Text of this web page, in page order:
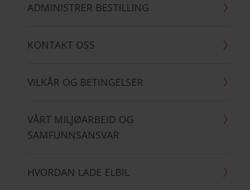
ADMINISTRER BESTILLING
KONTAKT OSS
VILKÅR OG BETINGELSER
VÅRT MILJØARBEID OG
SAMFUNNSANSVAR
HVORDAN LADE ELBIL